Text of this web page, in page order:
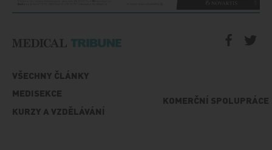
VŠECHNY ČLÁNKY
MEDISEKCE
KURZY A VZDĚLÁVÁNÍ
KOMERČNÍ SPOLUPRÁCE